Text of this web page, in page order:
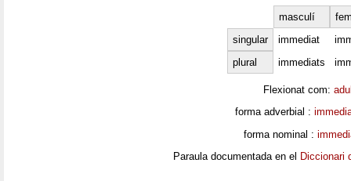
masculí
singular
immediat
plural
immediats
Flexionat com:
forma adverbial :
forma nominal :
Paraula documentada en el Diccionari